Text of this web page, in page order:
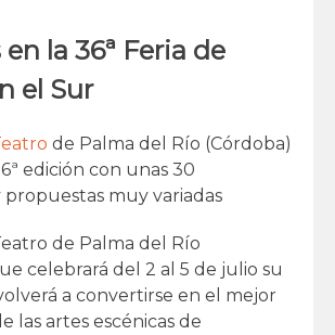
en la 36ª Feria de
el Sur
de Palma del Río (Córdoba)
edición con unas 30
propuestas muy variadas
de Palma del Río
celebrará del 2 al 5 de julio su
a convertirse en el mejor
las artes escénicas de